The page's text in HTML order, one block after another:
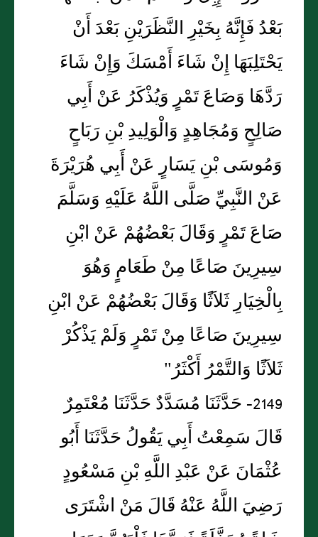
بَعْدُ فَإِنَّهُ بِخَيْرِ النَّظَرَيْنِ بَعْدَ أَنْ
يَحْتَلِبَهَا إِنْ شَاءَ أَمْسَكَ وَإِنْ شَاءَ
رَدَّهَا وَصَاعَ تَمْرٍ وَيُذْكَرُ عَنْ أَبِي
صَالِحٍ وَمُجَاهِدٍ وَالْوَلِيدِ بْنِ رَبَاحٍ
وَمُوسَى بْنِ يَسَارٍ عَنْ أَبِي هُرَيْرَةَ
عَنْ النَّبِيِّ صَلَّى اللَّهُ عَلَيْهِ وَسَلَّمَ
صَاعَ تَمْرٍ وَقَالَ بَعْضُهُمْ عَنْ ابْنِ
سِيرِينَ صَاعًا مِنْ طَعَامٍ وَهُوَ
بِالْخِيَارِ ثَلاَثًا وَقَالَ بَعْضُهُمْ عَنْ ابْنِ
سِيرِينَ صَاعًا مِنْ تَمْرٍ وَلَمْ يَذْكُرْ
ثَلاَثًا وَالتَّمْرُ أَكْثَرُ"
2149- حَدَّثَنَا مُسَدَّدٌ حَدَّثَنَا مُعْتَمِرٌ
قَالَ سَمِعْتُ أَبِي يَقُولُ حَدَّثَنَا أَبُو
عُثْمَانَ عَنْ عَبْدِ اللَّهِ بْنِ مَسْعُودٍ
رَضِيَ اللَّهُ عَنْهُ قَالَ مَنْ اشْتَرَى